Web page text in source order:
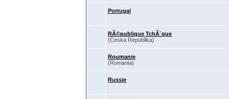
Portugal
RÃ©publique TchÃ¨que
(Ceska Republika)
Roumanie
(Romania)
Russie